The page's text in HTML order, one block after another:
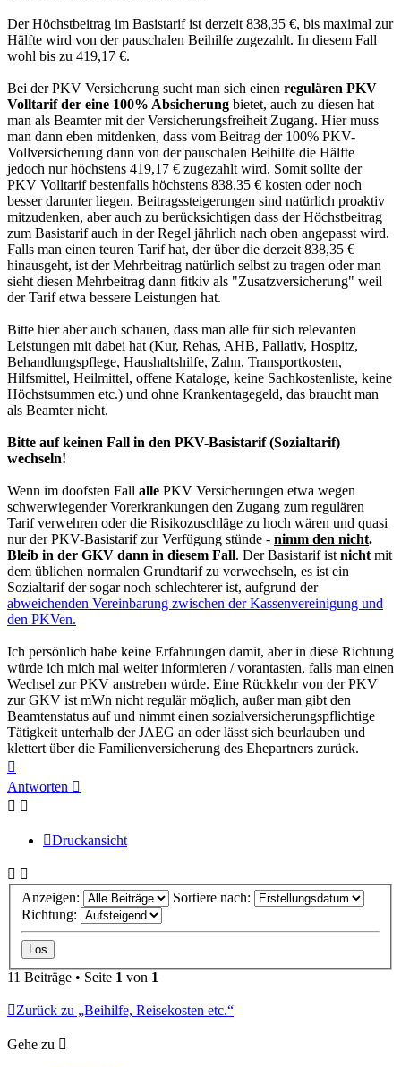
Der Höchstbeitrag im Basistarif ist derzeit 838,35 €, bis maximal zur
Hälfte wird von der pauschalen Beihilfe zugezahlt. In diesem Fall
wohl bis zu 419,17 €.
Bei der PKV Versicherung sucht man sich einen regulären PKV
Volltarif der eine 100% Absicherung bietet, auch zu diesen hat
man als Beamter mit der Versicherungsfreiheit Zugang. Hier muss
man dann eben mitdenken, dass vom Beitrag der 100% PKV-
Vollversicherung dann von der pauschalen Beihilfe die Hälfte
jedoch nur höchstens 419,17 € zugezahlt wird. Somit sollte der
PKV Volltarif bestenfalls höchstens 838,35 € kosten oder noch
besser darunter liegen. Beitragssteigerungen sind natürlich proaktiv
mitzudenken, aber auch zu berücksichtigen dass der Höchstbeitrag
zum Basistarif auch in der Regel jährlich nach oben angepasst wird.
Falls man einen teuren Tarif hat, der über die derzeit 838,35 €
hinausgeht, ist der Mehrbeitrag natürlich selbst zu tragen oder man
sieht diesen Mehrbeitrag dann fitkiv als "Zusatzversicherung" weil
der Tarif etwa bessere Leistungen hat.
Bitte hier aber auch schauen, dass man alle für sich relevanten
Leistungen mit dabei hat (Kur, Rehas, AHB, Pallativ, Hospitz,
Behandlungspflege, Haushaltshilfe, Zahn, Transportkosten,
Hilfsmittel, Heilmittel, offene Kataloge, keine Sachkostenliste, keine
Höchstsummen etc.) und ohne Krankentagegeld, das braucht man
als Beamter nicht.
Bitte auf keinen Fall in den PKV-Basistarif (Sozialtarif)
wechseln!
Wenn im doofsten Fall alle PKV Versicherungen etwa wegen
schwerwiegender Vorerkrankungen den Zugang zum regulären
Tarif verwehren oder die Risikozuschläge zu hoch wären und quasi
nur der PKV-Basistarif zur Verfügung stünde - nimm den nicht.
Bleib in der GKV dann in diesem Fall. Der Basistarif ist nicht mit
dem üblichen normalen Grundtarif zu verwechseln, es ist ein
Sozialtarif der sogar noch schlechterer ist, aufgrund der
abweichenden Vereinbarung zwischen der Kassenvereinigung und
den PKVen.
Ich persönlich habe keine Erfahrungen damit, aber in diese Richtung
würde ich mich mal weiter informieren / vorantasten, falls man einen
Wechsel zur PKV anstreben würde. Eine Rückkehr von der PKV
zur GKV ist mWn nicht regulär möglich, außer man gibt den
Beamtenstatus auf und nimmt einen sozialversicherungspflichtige
Tätigkeit unterhalb der JAEG an oder lässt sich beurlauben und
klettert über die Familienversicherung des Ehepartners zurück.
oben
Antworten
Druckansicht
Anzeigen:
Sortiere nach:
Richtung:
11 Beiträge • Seite 1 von 1
Zurück zu „Beihilfe, Reisekosten etc.“
Gehe zu